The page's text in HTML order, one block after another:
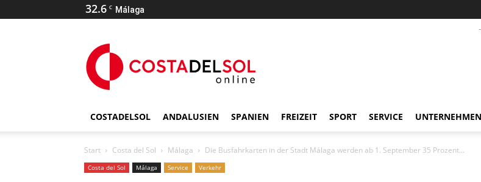
32.6 C Málaga
COSTADELSOL ANDALUSIEN SPANIEN FREIZEIT SPORT SERVICE UNTERNEHMEN
Start Costa del Sol Málaga Die Busfahrkarten in der Stadt Málaga werden ab 1. September 35 Prozent...
Costa del Sol Málaga Service Verkehr